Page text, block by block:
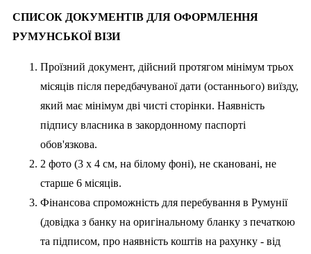
СПИСОК ДОКУМЕНТІВ ДЛЯ ОФОРМЛЕННЯ
РУМУНСЬКОЇ ВІЗИ
Проїзний документ, дійсний протягом мінімум трьох
місяців після передбачуваної дати (останнього) виїзду,
який має мінімум дві чисті сторінки. Наявність
підпису власника в закордонному паспорті
обов'язкова.
2 фото (3 х 4 см, на білому фоні), не скановані, не
старше 6 місяців.
Фінансова спроможність для перебування в Румунії
(довідка з банку на оригінальному бланку з печаткою
та підписом, про наявність коштів на рахунку - від